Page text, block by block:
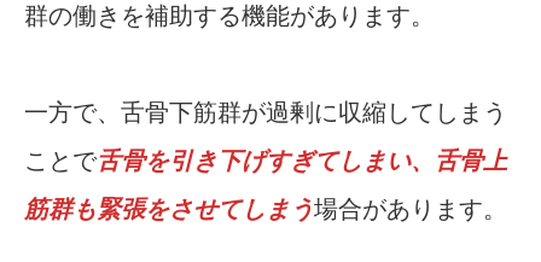
群の働きを補助する機能があります。
一方で、舌骨下筋群が過剰に収縮してしまう
ことで舌骨を引き下げすぎてしまい、舌骨上
筋群も緊張をさせてしまう場合があります。